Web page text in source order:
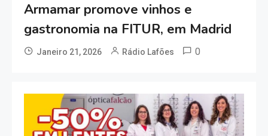
Armamar promove vinhos e
gastronomia na FITUR, em Madrid
Janeiro 21, 2026 Rádio Lafões 0